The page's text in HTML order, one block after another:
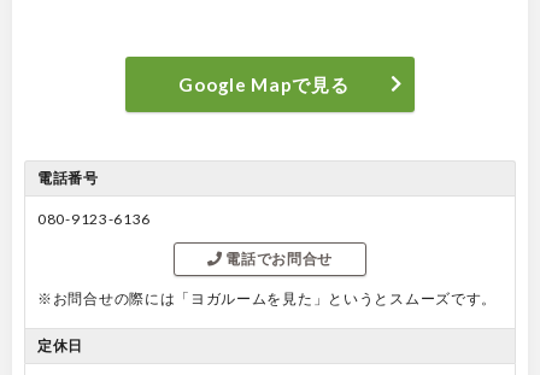
Google Mapで見る
電話番号
080-9123-6136
電話でお問合せ
※お問合せの際には「ヨガルームを見た」というとスムーズです。
定休日